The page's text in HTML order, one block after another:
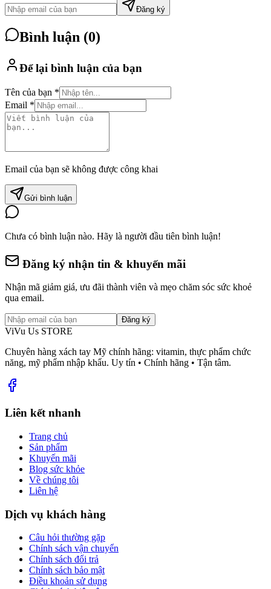
Đăng ký
Bình luận (0)
Để lại bình luận của bạn
Tên của bạn *
Email *
Email của bạn sẽ không được công khai
Gửi bình luận
Chưa có bình luận nào. Hãy là người đầu tiên bình luận!
Đăng ký nhận tin & khuyến mãi
Nhận mã giảm giá, ưu đãi thành viên và mẹo chăm sóc sức khoẻ
qua email.
Đăng ký
ViVu Us STORE
Chuyên hàng xách tay Mỹ chính hãng: vitamin, thực phẩm chức
năng, mỹ phẩm nhập khẩu. Uy tín • Chính hãng • Tận tâm.
Liên kết nhanh
Trang chủ
Sản phẩm
Khuyến mãi
Blog sức khỏe
Về chúng tôi
Liên hệ
Dịch vụ khách hàng
Câu hỏi thường gặp
Chính sách vận chuyển
Chính sách đổi trả
Chính sách bảo mật
Điều khoản sử dụng